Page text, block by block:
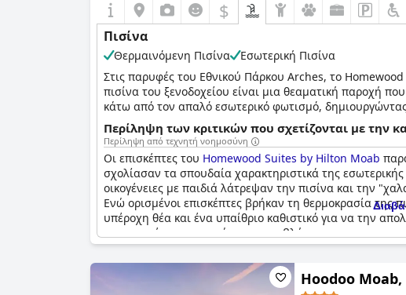
$
Πισίνα
Θερμαινόμενη Πισίνα
Εσωτερική Πισίνα
Στις παρυφές του Εθνικού Πάρκου Arches, το
πισίνα του ξενοδοχείου είναι μια θεαματική παροχή
κάτω από τον απαλό εσωτερικό φωτισμό,
χαλαρώσουν στην ήρεμη ατμόσφαιρα.
Στην γοητεία της εσωτερικής πισίνας προστίθεται το
χαλαρωτικό μπάνιο. Η περιβάλλουσα θερμότητα του
εμπειρία. Αυτό το γαλήνιο υδάτινο κατάλυμα
και το υδρομασάζ στο Homewood Suites by Hilton Moab
της εκπληκτικής φυσικής ομορφιάς που περιβάλλει
Περίληψη των κριτικών που σχετίζονται με την
Περίληψη από τεχνητή νοημοσύνη
Οι επισκέπτες του Homewood Suites by Hilton Moab
σχολίασαν τα σπουδαία χαρακτηριστικά της
οικογένειες με παιδιά λάτρεψαν την πισίνα και την
Ενώ ορισμένοι επισκέπτες βρήκαν τη θερμοκρασία της
υπέροχη θέα και ένα υπαίθριο καθιστικό για να την
και ορισμένοι αντιμετώπισαν προβλήματα με τους
όμως, τοHomewood Suites by Hilton Moabφαίνεται να
χαλαρώσουν κατά τη διάρκεια της διαμονής τους.
Hoodoo